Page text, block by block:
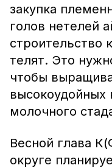
закупка
голов нетелей
строительство
телят. Это
чтобы
высокоудойных
молочного
Весной глава
округе